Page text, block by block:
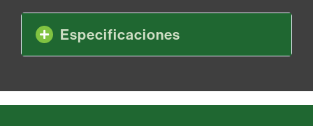
Especificaciones